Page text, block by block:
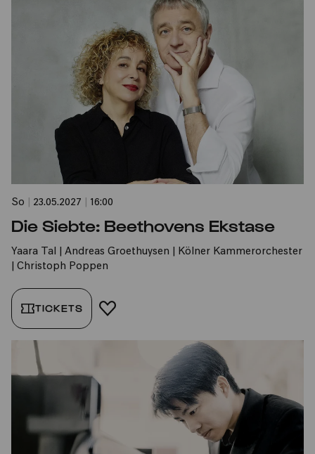
So 23.05.2027 16:00
Die Siebte: Beethovens Ekstase
Yaara Tal | Andreas Groethuysen | Kölner Kammerorchester
| Christoph Poppen
TICKETS FAVORIT HINZUFÜGEN